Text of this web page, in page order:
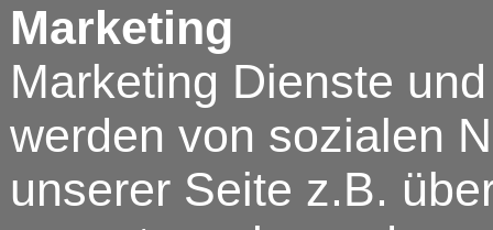
Marketing
Marketing Dienste
werden von sozialen
unserer Seite z.B.